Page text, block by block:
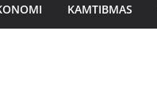
KAMTIBMAS